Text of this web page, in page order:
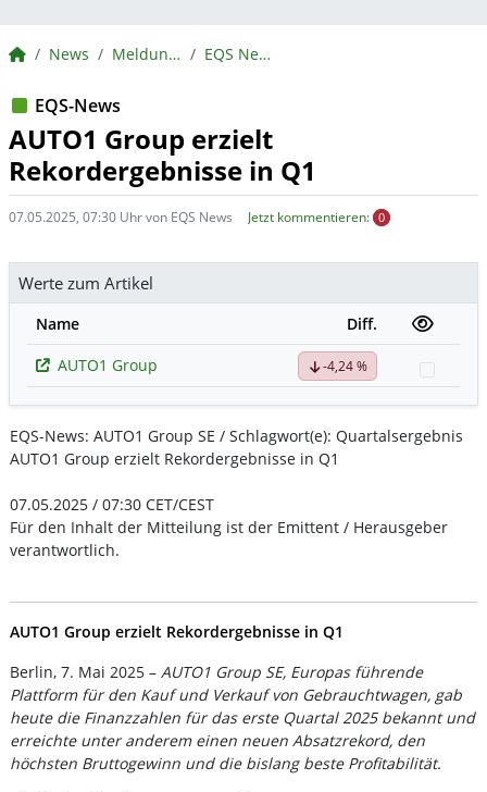
BörsenNEWS.de
News Meldungen EQS News
EQS-News
AUTO1 Group erzielt
Rekordergebnisse in Q1
07.05.2025, 07:30 Uhr von EQS News Jetzt kommentieren: 0
Werte zum Artikel
Name
Diff.
AUTO1 Group
-4,24 %
EQS-News: AUTO1 Group SE / Schlagwort(e): Quartalsergebnis
AUTO1 Group erzielt Rekordergebnisse in Q1
07.05.2025 / 07:30 CET/CEST
Für den Inhalt der Mitteilung ist der Emittent / Herausgeber
verantwortlich.
AUTO1 Group erzielt Rekordergebnisse in Q1
Berlin, 7. Mai 2025 – AUTO1 Group SE, Europas führende
Plattform für den Kauf und Verkauf von Gebrauchtwagen, gab
heute die Finanzzahlen für das erste Quartal 2025 bekannt und
erreichteunter anderem einen neuen Absatzrekord, den
höchsten Bruttogewinn und die bislang beste Profitabilität.